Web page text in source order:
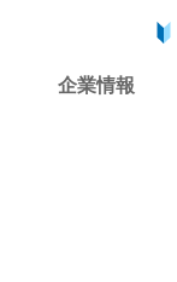
企業情報